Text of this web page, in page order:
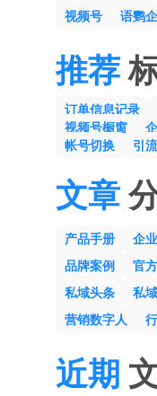
视频号
语鹦
推荐
订单信息记录
视频号橱窗
帐号切换
引
文章
产品手册 企
品牌案例
官
私域头条
私
营销数字人
近期